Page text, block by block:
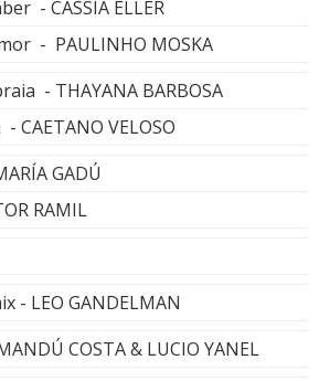
- CASSIA ELLER
- PAULINHO MOSKA
- THAYANA BARBOSA
CAETANO VELOSO
GADÚ
RAMIL
- LEO GANDELMAN
COSTA & LUCIO YANEL